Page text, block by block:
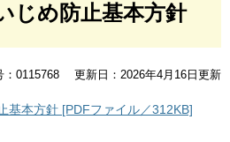
じめ防止基本方針
：0115768 更新日：2026年4月16日更新
基本方針 [PDFファイル／312KB]